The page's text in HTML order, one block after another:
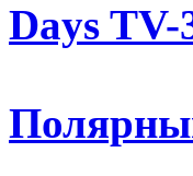
Days TV-